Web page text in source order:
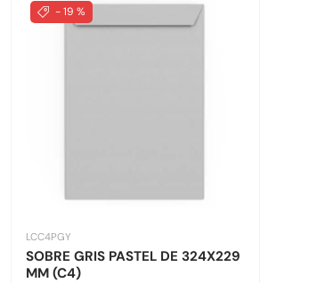
- 19 %
LCC4PGY
SOBRE GRIS PASTEL DE 324X229
MM (C4)